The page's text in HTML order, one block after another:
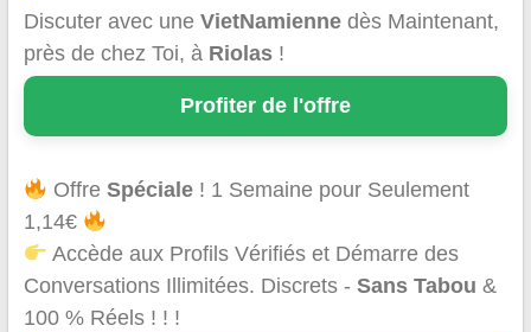
Discuter avec une VietNamiennedès Maintenant,
près de chez Toi, à Riolas!
Profiter de l'offre
OffreSpéciale ! 1 Semaine pour Seulement
1,14€
Accède aux Profils Vérifiés et Démarre des
Conversations Illimitées. Discrets - Sans Tabou &
100 % Réels ! ! !